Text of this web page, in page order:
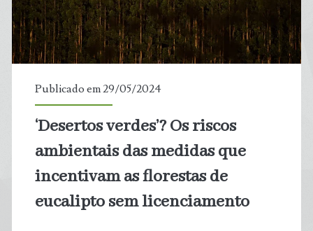
Publicado em 29/05/2024
‘Desertos verdes’? Os riscos
ambientais das medidas que
incentivam as florestas de
eucalipto sem licenciamento